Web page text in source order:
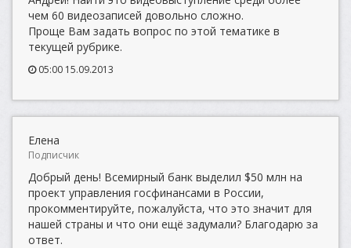
чем 60 видеозаписей довольно сложно.
Проще Вам задать вопрос по этой тематике в
текущей рубрике.
05:00 15.09.2013
Елена
Подписчик
Добрый день! Всемирный банк выделил $50 млн на
проект управления госфинансами в России,
прокомментируйте, пожалуйста, что это значит для
нашей страны и что они ещё задумали? Благодарю за
ответ.